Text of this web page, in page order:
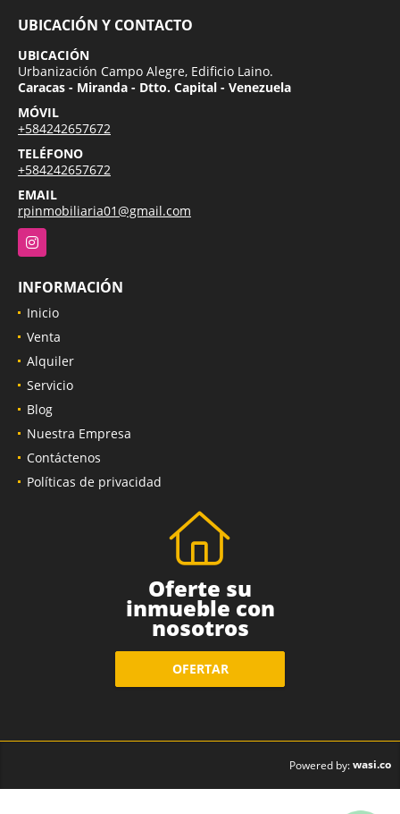
UBICACIÓN Y CONTACTO
UBICACIÓN
Urbanización Campo Alegre, Edificio Laino.
Caracas - Miranda - Dtto. Capital - Venezuela
MÓVIL
+584242657672
TELÉFONO
+584242657672
EMAIL
rpinmobiliaria01@gmail.com
Instagram
INFORMACIÓN
Inicio
Venta
Alquiler
Servicio
Blog
Nuestra Empresa
Contáctenos
Políticas de privacidad
Oferte su
inmueble con
nosotros
OFERTAR
Powered by:wasi.co